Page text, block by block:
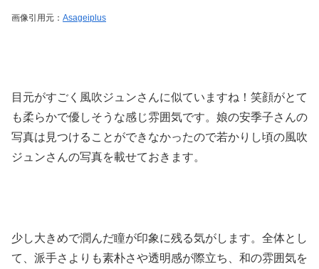
画像引用元： Asageiplus
目元がすごく風吹ジュンさんに似ていますね！笑顔がとて
も柔らかで優しそうな感じ雰囲気です。娘の安季子さんの
写真は見つけることができなかったので若かりし頃の風吹
ジュンさんの写真を載せておきます。
少し大きめで潤んだ瞳が印象に残る気がします。全体とし
て、派手さよりも素朴さや透明感が際立ち、和の雰囲気を